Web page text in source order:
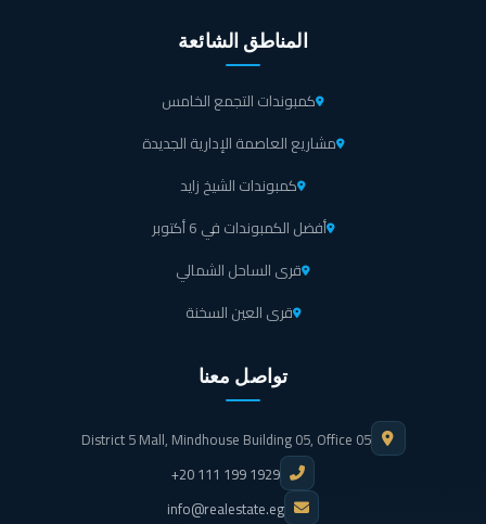
المناطق الشائعة
كمبوندات التجمع الخامس
مشاريع العاصمة الإدارية الجديدة
كمبوندات الشيخ زايد
أفضل الكمبوندات في 6 أكتوبر
قرى الساحل الشمالي
قرى العين السخنة
تواصل معنا
District 5 Mall, Mindhouse Building 05, Office 05
+20 111 199 1929
info@realestate.eg